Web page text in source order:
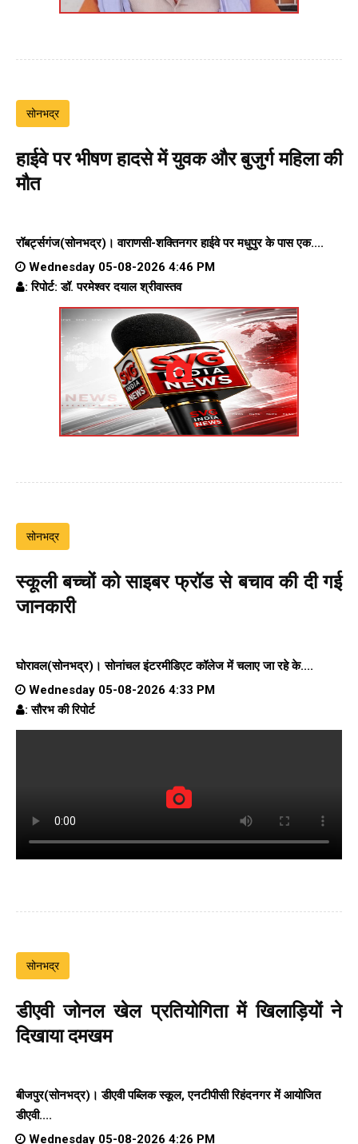
सोनभद्र
हाईवे पर भीषण हादसे में युवक और बुजुर्ग महिला की
मौत
रॉबर्ट्सगंज(सोनभद्र)। वाराणसी-शक्तिनगर हाईवे परमधुपुर के पास एक....
Wednesday 05-08-2026 4:46 PM
: रिपोर्ट: डॉ. परमेश्वर दयाल श्रीवास्तव
सोनभद्र
स्कूली बच्चों को साइबर फ्रॉड से बचाव की दी गई
जानकारी
घोरावल(सोनभद्र)। सोनांचल इंटरमीडिएट कॉलेजमें चलाए जा रहे के....
Wednesday 05-08-2026 4:33 PM
: सौरभ की रिपोर्ट
सोनभद्र
डीएवी जोनल खेल प्रतियोगिता में खिलाड़ियों ने
दिखाया दमखम
बीजपुर(सोनभद्र)। डीएवी पब्लिक स्कूल, एनटीपीसी रिहंदनगर में आयोजित
डीएवी....
Wednesday 05-08-2026 4:26 PM